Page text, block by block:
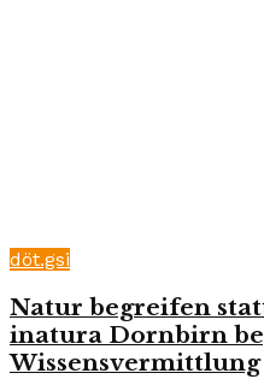
döt.gsi
Natur begreifen
inatura Dornbirn
Wissensvermittlung